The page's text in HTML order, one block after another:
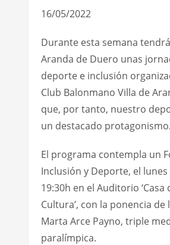
16/05/2022
Durante esta semana
Aranda de Duero unas
deporte e inclusión
Club Balonmano Villa de
que, por tanto, nuestro
un destacado protagonismo.
El programa contempla un
Inclusión y Deporte, el lunes
19:30h en el Auditorio ‘Casa
Cultura’, con la ponencia de
Marta Arce Payno, triple
paralímpica.